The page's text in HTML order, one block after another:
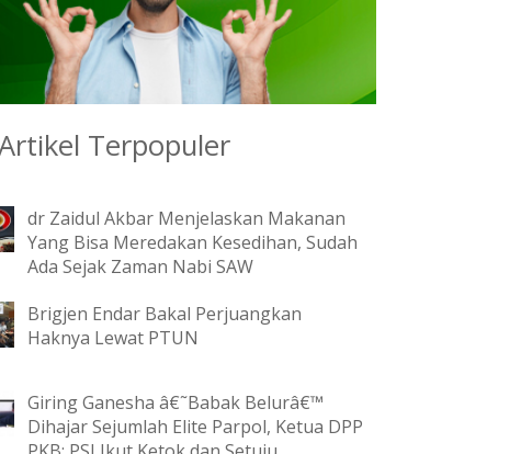
Terpopuler
dr Zaidul Akbar Menjelaskan Makanan
Yang Bisa Meredakan Kesedihan, Sudah
Ada Sejak Zaman Nabi SAW
Brigjen Endar Bakal Perjuangkan
Haknya Lewat PTUN
Giring Ganesha â€˜Babak Belurâ€™
Dihajar Sejumlah Elite Parpol, Ketua DPP